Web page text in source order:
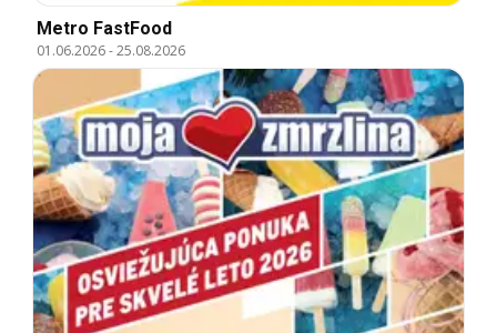
Metro FastFood
01.06.2026-25.08.2026